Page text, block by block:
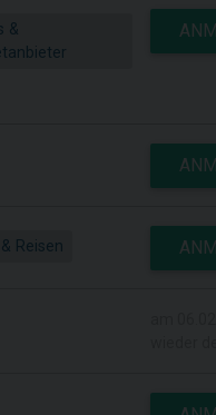
&
Reisen